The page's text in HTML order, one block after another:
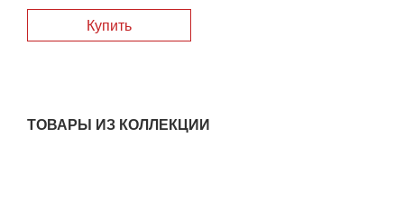
Купить
ТОВАРЫ ИЗ КОЛЛЕКЦИИ